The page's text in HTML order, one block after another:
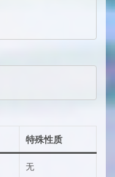
特殊性质
无